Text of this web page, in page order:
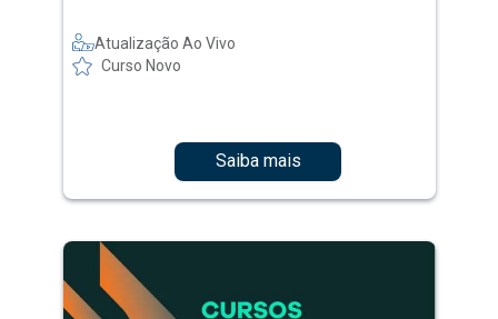
Atualização Ao Vivo
Curso Novo
Saiba mais